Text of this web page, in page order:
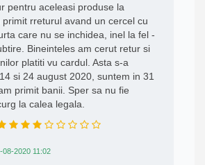
pentru aceleasi produse la
rreturul avand un cercel cu
care nu se inchidea, inel la fel -
Bineinteles am cerut retur si
platiti vu cardul. Asta s-a
si 24 august 2020, suntem in 31
primit banii. Sper sa nu fie
la calea legala.
08-2020 11:02